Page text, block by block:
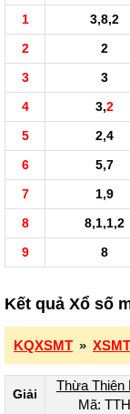
1
3,8,2
2
2
3
3
4
3,2
5
2,4
6
5,7
7
1,9
8
8,1,1,2
9
8
Kết quả Xổ số
KQXSMT »
Giải
Thừa Thiên
Mã: TTH